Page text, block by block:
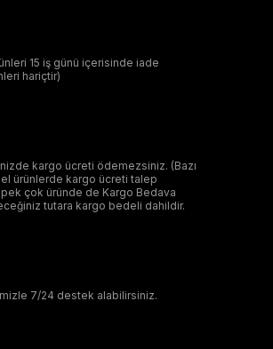
15 iş günü içerisinde iade
hariçtir)
kargo ücreti ödemezsiniz. (Bazı
ürünlerde kargo ücreti talep
pek çok üründe de Kargo Bedava
tutara kargo bedeli dahildir.
7/24 destek alabilirsiniz.